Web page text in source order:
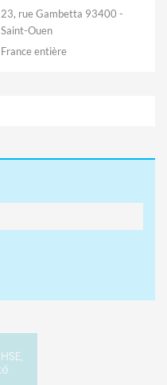
23, rue Gambetta 93400 -
Saint-Ouen